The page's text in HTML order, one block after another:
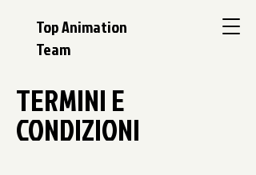
Top Animation
Team
TERMINI E
CONDIZIONI